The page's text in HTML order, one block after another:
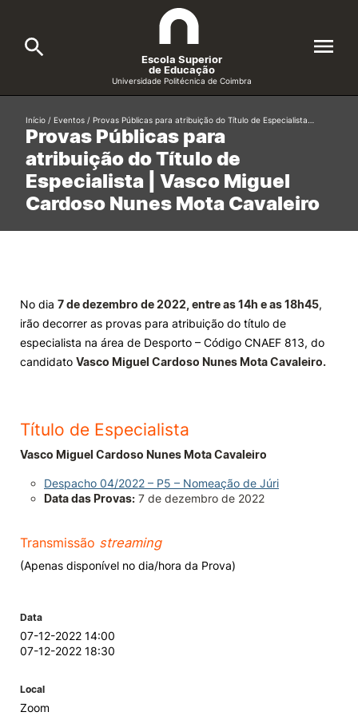
A ESEC
Cursos
Candidatos
Investigação e Projetos
Alunos
Candidaturas
Escola Superior
de Educação
Universidade Politécnica de Coimbra
Search
Formative Offer General
Provas Públicas para
atribuição do Título de
Especialista | Vasco Miguel
Cardoso Nunes Mota Cavaleiro
Início / Eventos / Provas Públicas para atribuição do Título de Especialista…
No dia 7 de dezembro de 2022, entre as 14h e as 18h45,
irão decorrer as provas para atribuição do título de
especialista na área de Desporto – Código CNAEF 813, do
candidato Vasco Miguel Cardoso Nunes Mota Cavaleiro.
Título de Especialista
Vasco Miguel Cardoso Nunes Mota Cavaleiro
Despacho 04/2022 – P5 – Nomeação de Júri
Data das Provas: 7 de dezembro de 2022
Transmissão streaming
(Apenas disponível no dia/hora da Prova)
Data
07-12-2022 14:00
07-12-2022 18:30
Local
Zoom